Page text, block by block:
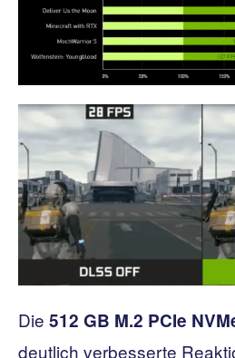
Die 512 GB M.2 PCIe
deutlich verbesserte